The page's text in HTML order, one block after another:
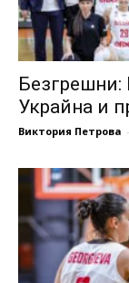
Безгрешни:
Украйна и
Виктория Петрова -